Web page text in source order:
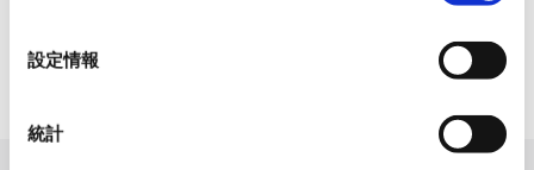
れられない場合、本ウェブサイトの機能が制限される場
設定情報
統計
日本紙パルプ商事は、2026年5月30日および31日に山口県...